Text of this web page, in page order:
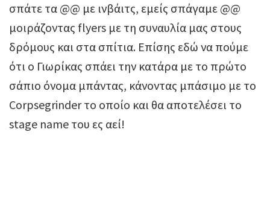
σπάτε τα @@ με ινβάιτς, εμείς σπάγαμε @@
μοιράζοντας flyers με τη συναυλία μας στους
δρόμους και στα σπίτια. Επίσης εδώ να πούμε
ότι ο Γιωρίκας σπάει την κατάρα με το πρώτο
σάπιο όνομα μπάντας, κάνοντας μπάσιμο με το
Corpsegrinder το οποίο και θα αποτελέσει το
stage name του ες αεί!